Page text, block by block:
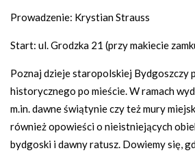
Prowadzenie: Krystian Strauss
Start: ul. Grodzka 21 (przy makiecie
Poznaj dzieje staropolskiej Bydgoszczy
historycznego po mieście. W ramach
m.in. dawne świątynie czy też mury
również opowieści o nieistniejących
bydgoski i dawny ratusz. Dowiemy się,